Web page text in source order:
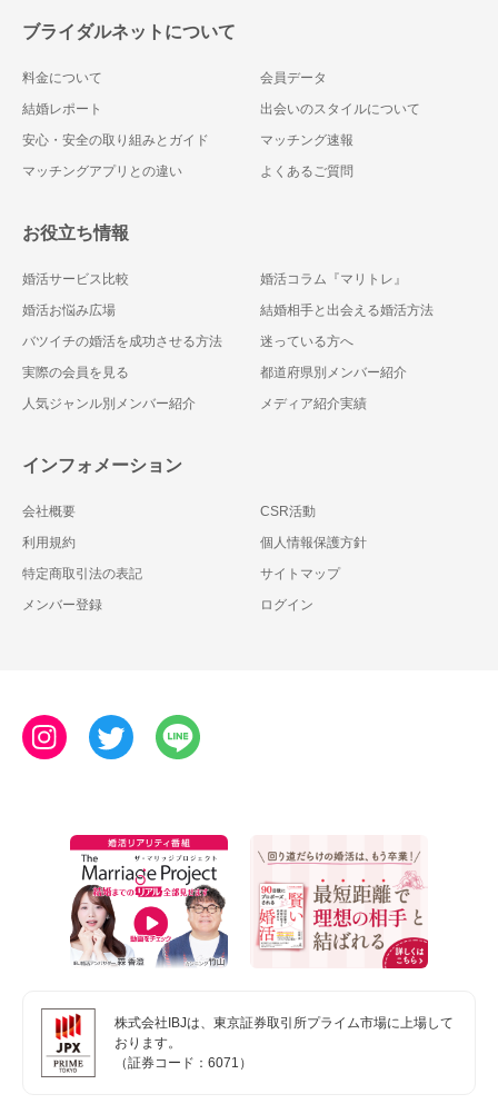
ブライダルネットについて
料金について
会員データ
結婚レポート
出会いのスタイルについて
安心・安全の取り組みとガイド
マッチング速報
マッチングアプリとの違い
よくあるご質問
お役立ち情報
婚活サービス比較
婚活コラム『マリトレ』
婚活お悩み広場
結婚相手と出会える婚活方法
バツイチの婚活を成功させる方法
迷っている方へ
実際の会員を見る
都道府県別メンバー紹介
人気ジャンル別メンバー紹介
メディア紹介実績
インフォメーション
会社概要
CSR活動
利用規約
個人情報保護方針
特定商取引法の表記
サイトマップ
メンバー登録
ログイン
株式会社IBJは、東京証券取引所プライム市場に上場して
おります。
（証券コード：6071）